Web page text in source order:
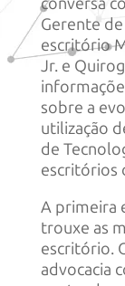
Gerente
escritório
Jr. e
sobre a
utilização
de
escritórios
A primeira
trouxe as
escritório.
advocacia